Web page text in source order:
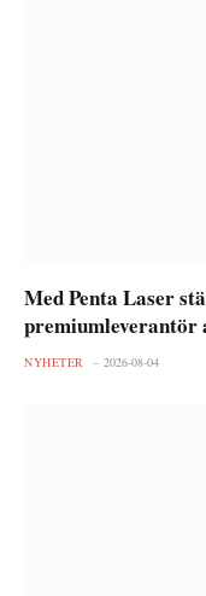
Med Penta Laser
premiumleverantör
NYHETER 2026-08-04